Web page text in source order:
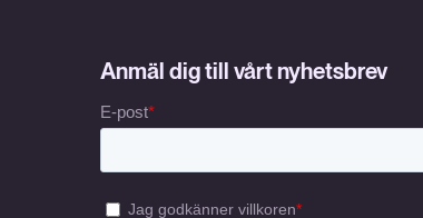
Anmäl dig till vårt nyhetsbrev